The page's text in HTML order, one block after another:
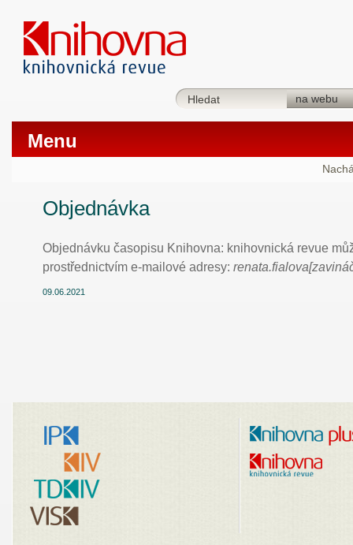
Menu
Objednávka
Objednávku časopisu Knihovna: knihovnická revue
prostřednictvím e-mailové adresy:
09.06.2021